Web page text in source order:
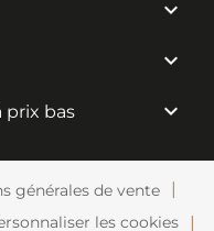


prix bas 
générales de vente
les cookies